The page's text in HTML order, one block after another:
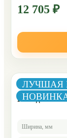
12 705 ₽
ЛУЧШАЯ
Комод Челси
Ширина, мм